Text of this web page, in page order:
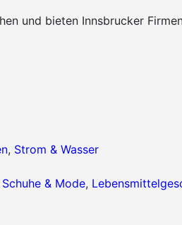
und bieten Innsbrucker
, Strom & Wasser
& Mode,